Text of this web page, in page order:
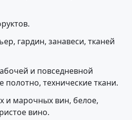
гардин, занавеси, тканей
и повседневной
технические ткани.
и марочных вин, белое,
вино.